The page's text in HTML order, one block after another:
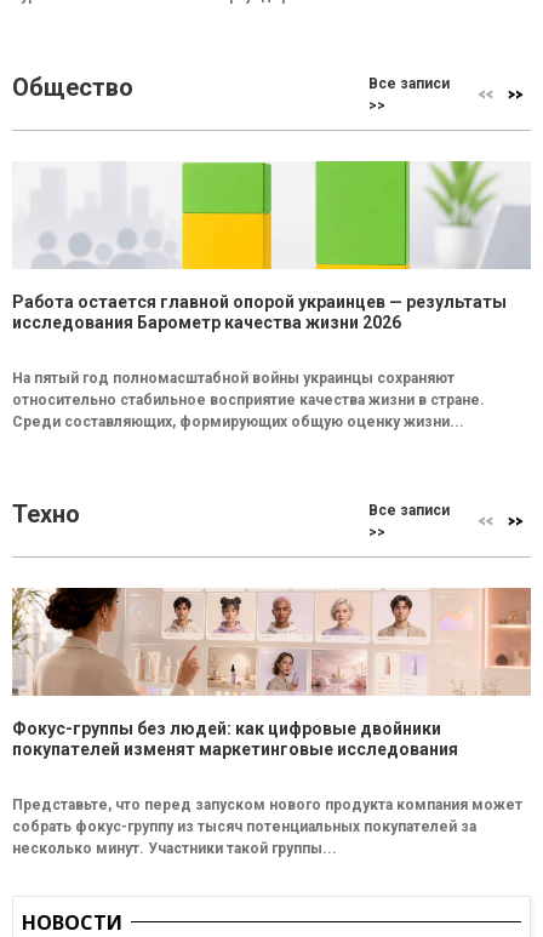
Общество
Все записи
>>
Работа остается главной опорой украинцев — результаты
исследования Барометр качества жизни 2026
На пятый год полномасштабной войны украинцы сохраняют
относительно стабильное восприятие качества жизни в стране.
Среди составляющих, формирующих общую оценку жизни...
Техно
Все записи
>>
Фокус-группы без людей: как цифровые двойники
покупателей изменят маркетинговые исследования
Представьте, что перед запуском нового продукта компания может
собрать фокус-группу из тысяч потенциальных покупателей за
несколько минут. Участники такой группы...
НОВОСТИ